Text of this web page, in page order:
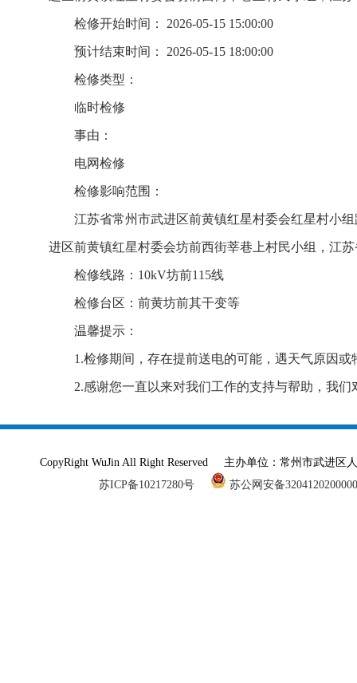
检修开始时间： 2026-05-15 15:00:00
预计结束时间： 2026-05-15 18:00:00
检修类型：
临时检修
事由：
电网检修
检修影响范围：
江苏省常州市武进区前黄镇红星村委会红星村小
进区前黄镇红星村委会坊前西街莘巷上村民小组，江
检修线路：10kV坊前115线
检修台区：前黄坊前其干变等
温馨提示：
1.检修期间，存在提前送电的可能，遇天气原因
2.感谢您一直以来对我们工作的支持与帮助，我
CopyRight WuJin All Right Reserved 主办单位：常州市武进
苏ICP备10217280号
苏公网安备